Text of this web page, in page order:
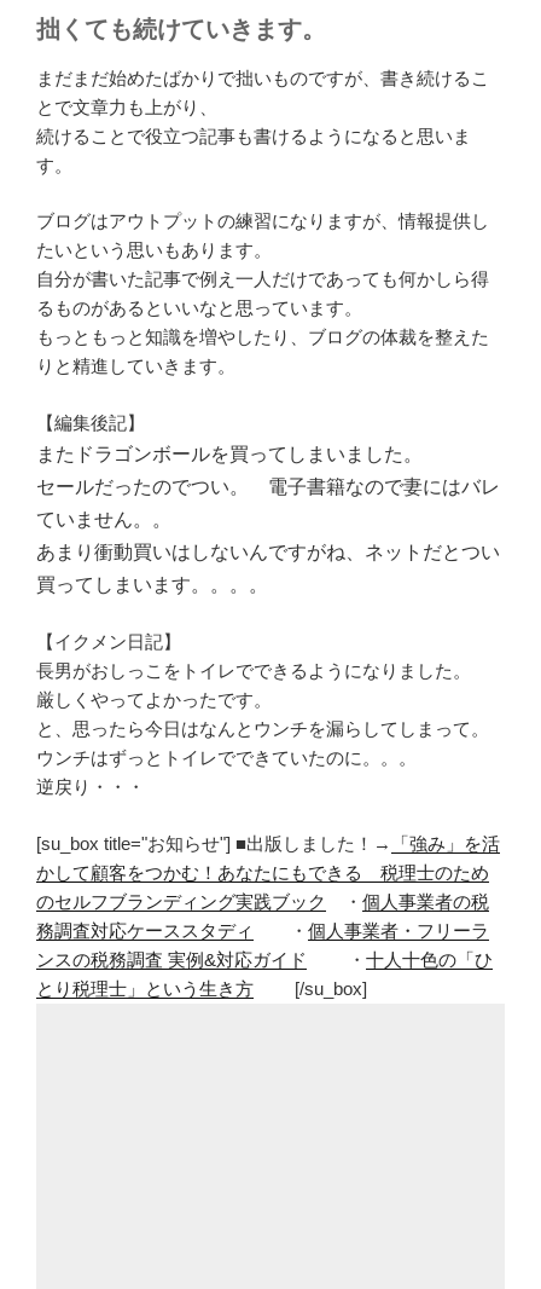
拙くても続けていきます。
まだまだ始めたばかりで拙いものですが、書き続けるこ
とで文章力も上がり、
続けることで役立つ記事も書けるようになると思いま
す。
ブログはアウトプットの練習になりますが、情報提供し
たいという思いもあります。
自分が書いた記事で例え一人だけであっても何かしら得
るものがあるといいなと思っています。
もっともっと知識を増やしたり、ブログの体裁を整えた
りと精進していきます。
【編集後記】
またドラゴンボールを買ってしまいました。
セールだったのでつい。 電子書籍なので妻にはバレ
ていません。。
あまり衝動買いはしないんですがね、ネットだとつい
買ってしまいます。。。。
【イクメン日記】
長男がおしっこをトイレでできるようになりました。
厳しくやってよかったです。
と、思ったら今日はなんとウンチを漏らしてしまって。
ウンチはずっとトイレでできていたのに。。。
逆戻り・・・
[su_box title="お知らせ"] ■出版しました！→
「強み」を活
かして顧客をつかむ！あなたにもできる 税理士のため
のセルフブランディング実践ブック
・ 個人事業者の税
務調査対応ケーススタディ
・ 個人事業者・フリーラ
ンスの税務調査 実例&対応ガイド
・ 十人十色の「ひ
とり税理士」という生き方 [/su_box]